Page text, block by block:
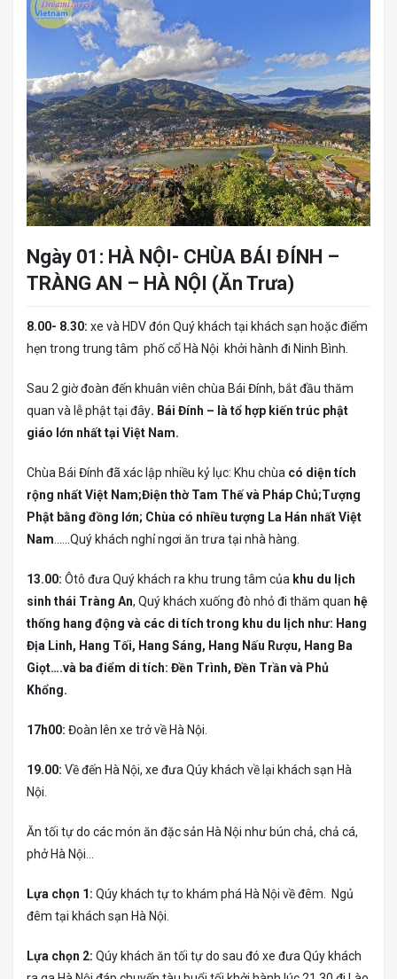
Ngày 01: HÀ NỘI- CHÙA BÁI ĐÍNH –
TRÀNG AN – HÀ NỘI (Ăn Trưa)
8.00- 8.30: xe và HDV đón Quý khách tại khách sạn hoặc điểm
hẹn trong trung tâm phố cổ Hà Nội khởi hành đi Ninh Bình.
Sau 2 giờ đoàn đến khuân viên chùa Bái Đính, bắt đầu thăm
quan và lễ phật tại đây. Bái Đính – là tổ hợp kiến trúc phật
giáo lớn nhất tại Việt Nam.
Chùa Bái Đính đã xác lập nhiều kỷ lục: Khu chùa có diện tích
rộng nhất Việt Nam;Điện thờ Tam Thế và Pháp Chủ;Tượng
Phật bằng đồng lớn; Chùa có nhiều tượng La Hán nhất Việt
Nam ……Quý khách nghỉ ngơi ăn trưa tại nhà hàng.
13.00: Ôtô đưa Quý khách ra khu trung tâm của khu du lịch
sinh thái Tràng An, Quý khách xuống đò nhỏ đi thăm quan hệ
thống hang động và các di tích trong khu du lịch như: Hang
Địa Linh, Hang Tối, Hang Sáng, Hang Nấu Rượu, Hang Ba
Giọt….và ba điểm di tích: Đền Trình, Đền Trần và Phủ
Khổng.
17h00: Đoàn lên xe trở về Hà Nội.
19.00: Về đến Hà Nội, xe đưa Qúy khách về lại khách sạn Hà
Nội.
Ăn tối tự do các món ăn đặc sản Hà Nội như bún chả, chả cá,
phở Hà Nội…
Lựa chọn 1: Qúy khách tự to khám phá Hà Nội về đêm. Ngủ
đêm tại khách sạn Hà Nội.
Lựa chọn 2: Qúy khách ăn tối tự do sau đó xe đưa Qúy khách